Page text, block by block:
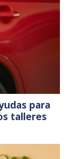
para
talleres